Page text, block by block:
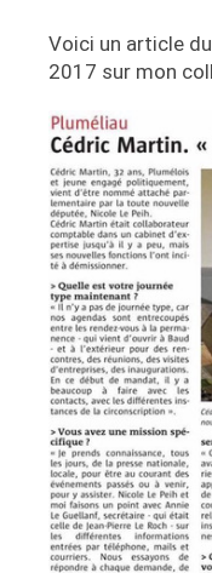
Voici un article
2017 sur mon